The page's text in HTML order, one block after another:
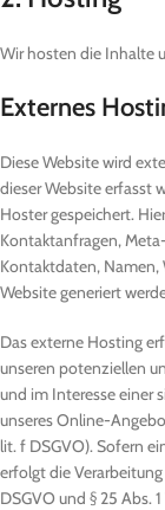
Wir hosten die Inhalte
Externes
Diese Website wird
dieser Website erfasst
Hoster gespeichert.
Kontaktanfragen,
Kontaktdaten, Namen,
Website generiert
Das externe Hosting
unseren potenziellen
und im Interesse einer
unseres Online-
lit. f DSGVO). Sofern
erfolgt die
DSGVO und § 25 Abs.